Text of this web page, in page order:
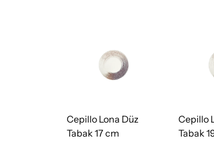
Cepillo Lona Düz
Tabak 17 cm
Cepillo
Tabak